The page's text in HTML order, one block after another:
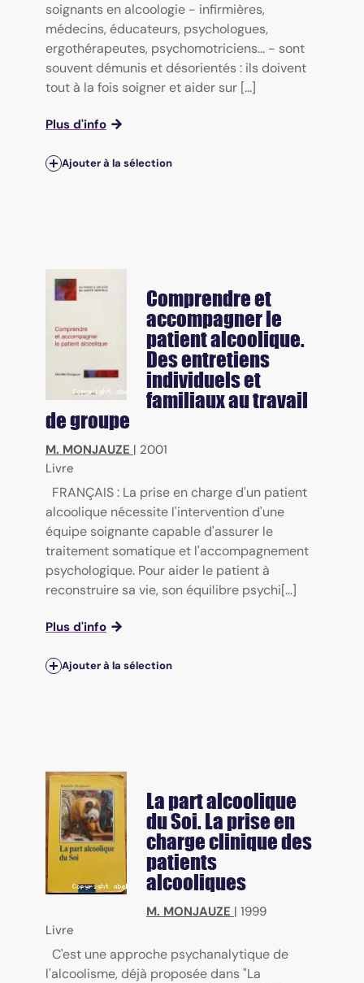
soignants en alcoologie - infirmières,
médecins, éducateurs, psychologues,
ergothérapeutes, psychomotriciens... - sont
souvent démunis et désorientés : ils doivent
tout à la fois soigner et aider sur [...]
Plus d'info
Ajouter à la sélection
Comprendre et
accompagner le
patient alcoolique.
Des entretiens
individuels et
familiaux au travail
de groupe
M. MONJAUZE | 2001
Livre
FRANÇAIS : La prise en charge d'un patient
alcoolique nécessite l'intervention d'une
équipe soignante capable d'assurer le
traitement somatique et l'accompagnement
psychologique. Pour aider le patient à
reconstruire sa vie, son équilibre psychi[...]
Plus d'info
Ajouter à la sélection
La part alcoolique
du Soi. La prise en
charge clinique des
patients
alcooliques
M. MONJAUZE | 1999
Livre
C'est une approche psychanalytique de
l'alcoolisme, déjà proposée dans "La